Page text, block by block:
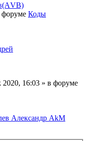
форуме Коды
2020, 16:03 » в форуме
Александр AkM